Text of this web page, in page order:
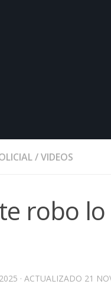
/VIDEOS
robo
· ACTUALIZADO 21